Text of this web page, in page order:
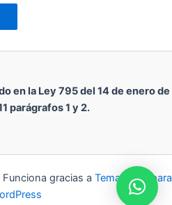
en la Ley 795 del 14 de enero de
parágrafos 1 y 2.
gracias a Tema Astra para